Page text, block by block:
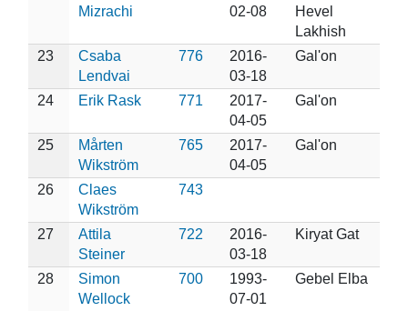
Mizrachi
02-08
Hevel
Lakhish
23
Csaba
Lendvai
776
2016-
03-18
Gal'on
24 Erik Rask 771
2017-
04-05
Gal'on
25
Mårten
Wikström
765
2017-
04-05
Gal'on
26
Claes
Wikström
743
27
Attila
Steiner
722
2016-
03-18
Kiryat Gat
28
Simon
Wellock
700
1993-
07-01
Gebel Elba